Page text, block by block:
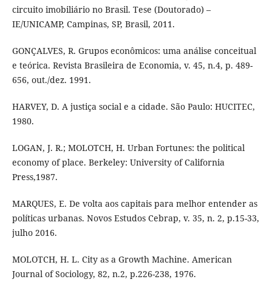
circuito imobiliário no Brasil. Tese (Doutorado) –
IE/UNICAMP, Campinas, SP, Brasil, 2011.
GONÇALVES, R. Grupos econômicos: uma análise conceitual
e teórica. Revista Brasileira de Economia, v. 45, n.4, p. 489-
656, out./dez. 1991.
HARVEY, D. A justiça social e a cidade. São Paulo: HUCITEC,
1980.
LOGAN, J. R.; MOLOTCH, H. Urban Fortunes: the political
economy of place. Berkeley: University of California
Press,1987.
MARQUES, E. De volta aos capitais para melhor entender as
políticas urbanas. Novos Estudos Cebrap, v. 35, n. 2, p.15-33,
julho 2016.
MOLOTCH, H. L. City as a Growth Machine. American
Journal of Sociology, 82, n.2, p.226-238, 1976.